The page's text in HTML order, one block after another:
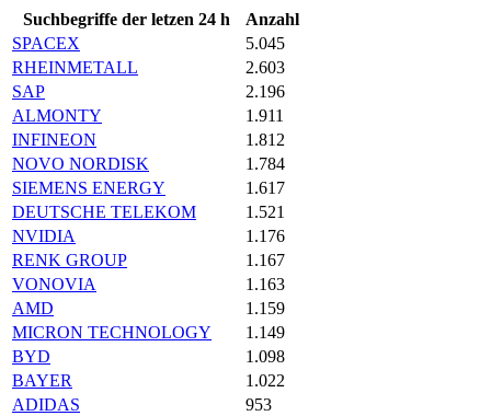
Suchbegriffe der letzen 24 h
Anzahl
SPACEX
5.045
RHEINMETALL
2.603
SAP
2.196
ALMONTY
1.911
INFINEON
1.812
NOVO NORDISK
1.784
SIEMENS ENERGY
1.617
DEUTSCHE TELEKOM
1.521
NVIDIA
1.176
RENK GROUP
1.167
VONOVIA
1.163
AMD
1.159
MICRON TECHNOLOGY
1.149
BYD
1.098
BAYER
1.022
ADIDAS
953